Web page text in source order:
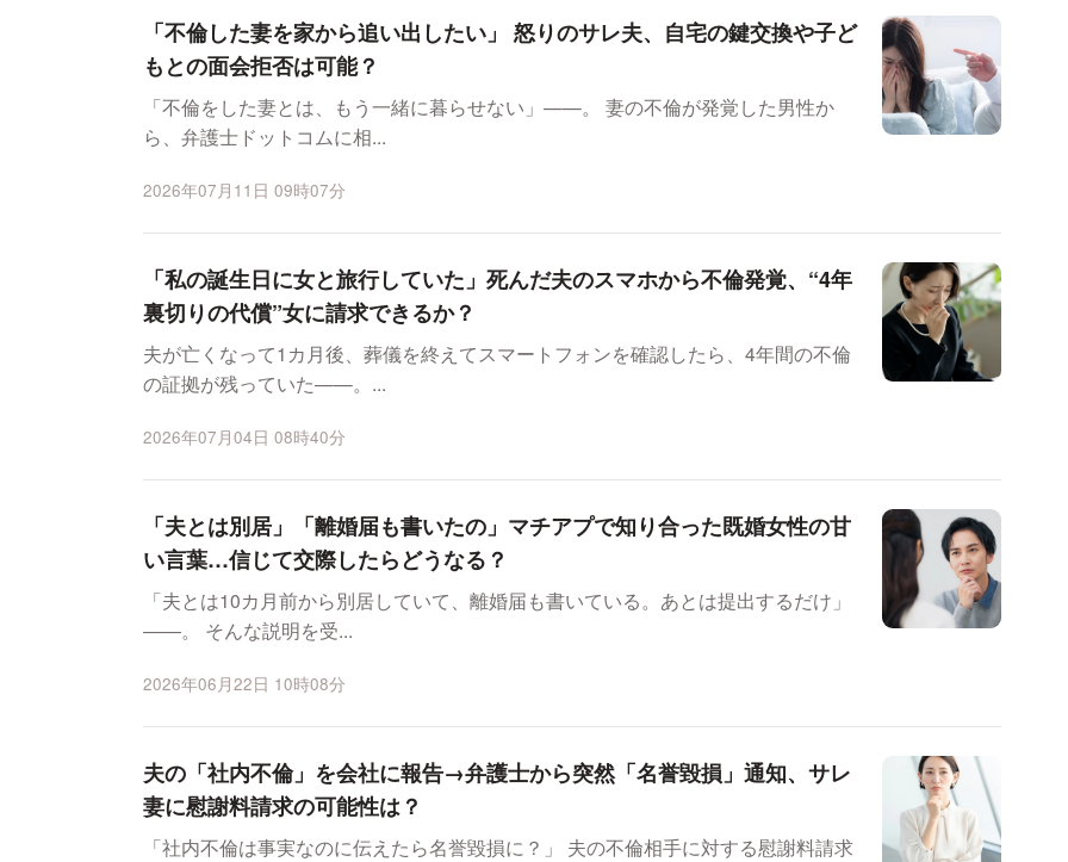
「不倫した妻を家から追い出したい」 怒りのサレ夫、自宅の鍵交換や子ど
もとの面会拒否は可能？
「不倫をした妻とは、もう一緒に暮らせない」——。 妻の不倫が発覚した男性か
ら、弁護士ドットコムに相...
2026年07月11日 09時07分
「私の誕生日に女と旅行していた」死んだ夫のスマホから不倫発覚、“4年
裏切りの代償”女に請求できるか？
夫が亡くなって1カ月後、葬儀を終えてスマートフォンを確認したら、4年間の不倫
の証拠が残っていた——。...
2026年07月04日 08時40分
「夫とは別居」「離婚届も書いたの」マチアプで知り合った既婚女性の甘
い言葉…信じて交際したらどうなる？
「夫とは10カ月前から別居していて、離婚届も書いている。あとは提出するだけ」
――。 そんな説明を受...
2026年06月22日 10時08分
夫の「社内不倫」を会社に報告→弁護士から突然「名誉毀損」通知、サレ
妻に慰謝料請求の可能性は？
「社内不倫は事実なのに伝えたら名誉毀損に？」 夫の不倫相手に対する慰謝料請求